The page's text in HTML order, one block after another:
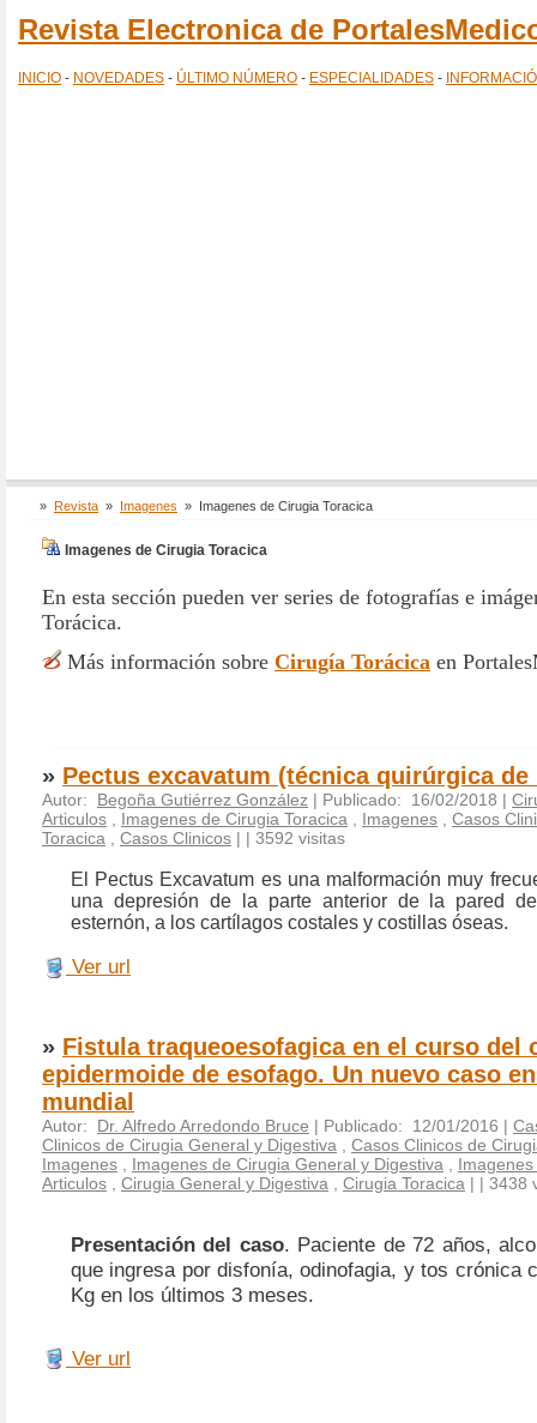
Revista Electronica de
INICIO - NOVEDADES - ÚLTIMO NÚMERO - ESPECIALIDADES -
» Revista » Imagenes » Imagenes de Cirugia Toracica
Imagenes de Cirugia Toracica
En esta sección pueden ver series de fotografías e
Torácica.
Más información sobre Cirugía Torácica en
» Pectus excavatum (técnica quirúrgica de
Autor: Begoña Gutiérrez González | Publicado: 16/02/2018 |
Articulos
Imagenes de Cirugia Toracica Imagenes
Casos
Toracica
Casos Clinicos | | 3592 visitas
El Pectus Excavatum es una malformación muy
una depresión de la parte anterior de la pared
esternón, a los cartílagos costales y costillas óseas.
Ver url
» Fistula traqueoesofagica en el curso del
epidermoide de esofago. Un nuevo caso
mundial
Autor: Dr. Alfredo Arredondo Bruce | Publicado: 12/01/2016 |
Clinicos de Cirugia General y Digestiva
Casos Clinicos de
Imagenes
Imagenes de Cirugia General y Digestiva
Articulos
Cirugia General y Digestiva Cirugia Toracica | | 3438
Presentación del caso. Paciente de 72 años,
que ingresa por disfonía, odinofagia, y tos crónica
Kg en los últimos 3 meses.
Ver url